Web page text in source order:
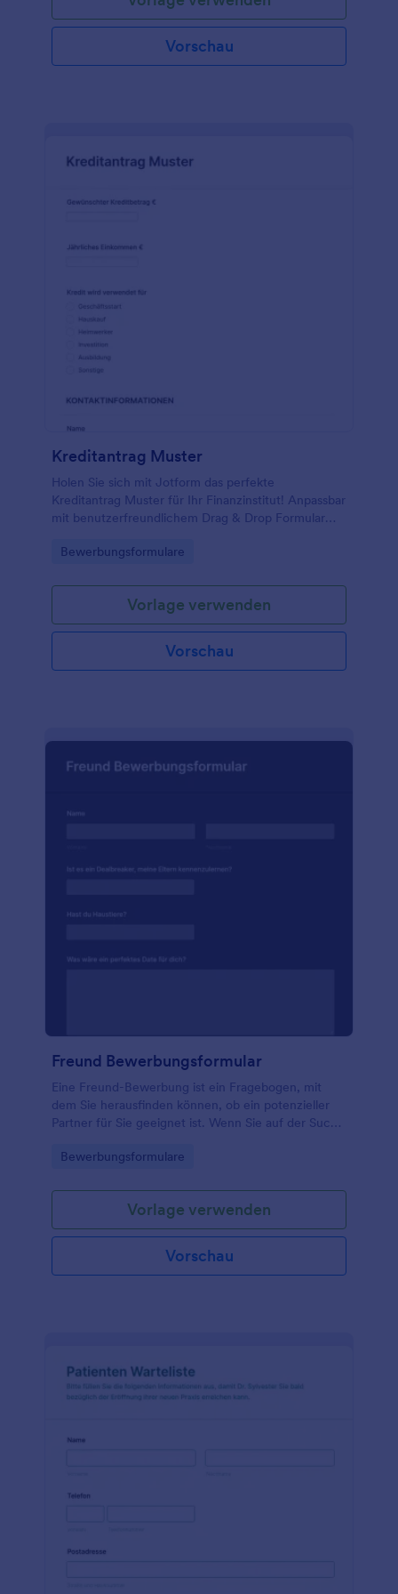
Vorschau
Kreditantrag Muster
Holen Sie sich mit Jotform das perfekte
Kreditantrag Muster für Ihr Finanzinstitut! Anpassbar
mit benutzerfreundlichem Drag & Drop Formular
Go to Category:
Bewerbungsformulare
Vorlage verwenden
Vorschau
Freund Bewerbungsformular
Eine Freund-Bewerbung ist ein Fragebogen, mit
dem Sie herausfinden können, ob ein potenzieller
Partner für Sie geeignet ist. Wenn Sie auf der Suche
kostenlosen Vorlage für eine Freund-Bewerbung
Fragen Sie sie, wie ein perfektes Date aussieht, was
sie gerne tun, was sie von einem Partner erwarten
und vieles mehr. Passen Sie das Formular einfach an
Ihren Zweck an, betten Sie es in Ihre Website ein
oder teilen Sie es mit einem Link oder einem QR-
Go to Category:
Bewerbungsformulare
Vorlage verwenden
Vorschau